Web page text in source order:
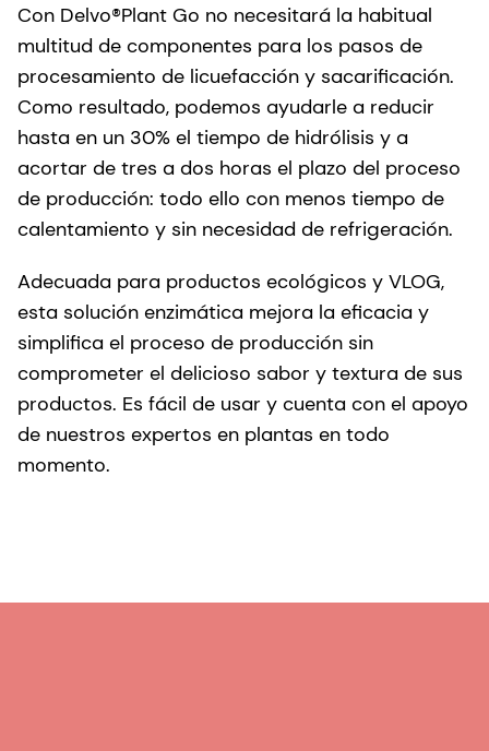
Con Delvo®Plant Go no necesitará la habitual
multitud de componentes para los pasos de
procesamiento de licuefacción y sacarificación.
Como resultado, podemos ayudarle a reducir
hasta en un 30% el tiempo de hidrólisis y a
acortar de tres a dos horas el plazo del proceso
de producción: todo ello con menos tiempo de
calentamiento y sin necesidad de refrigeración.
Adecuada para productos ecológicos y VLOG,
esta solución enzimática mejora la eficacia y
simplifica el proceso de producción sin
comprometer el delicioso sabor y textura de sus
productos. Es fácil de usar y cuenta con el apoyo
de nuestros expertos en plantas en todo
momento.